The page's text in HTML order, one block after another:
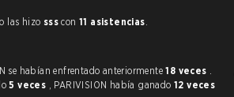
las hizo ssscon 11 asistencias.
BetBoom Team y PARIVISION se habían enfrentado anteriormente18 veces .
5 veces , PARIVISION había ganado 12 veces